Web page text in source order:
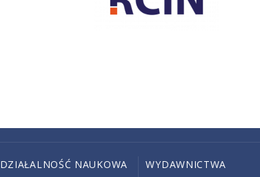
DZIAŁALNOŚĆ NAUKOWA WYDAWNICTWA